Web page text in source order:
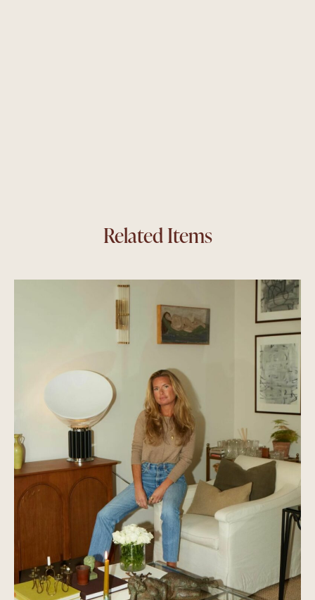
Related Items